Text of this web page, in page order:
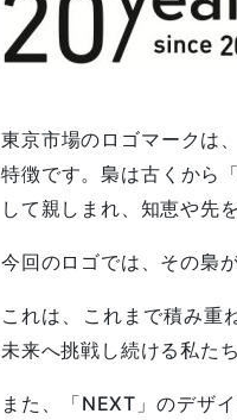
東京市場のロゴマークは
特徴です。梟は古くから
して親しまれ、知恵や先
今回のロゴでは、その梟
これは、これまで積み重
未来へ挑戦し続ける私た
また、「NEXT」のデザ